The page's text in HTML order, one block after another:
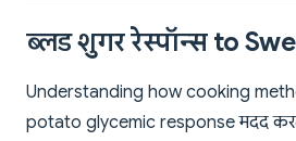
ब्लड शुगर रेस्पॉन्स to
Understanding how cooking
potato glycemic response मदद